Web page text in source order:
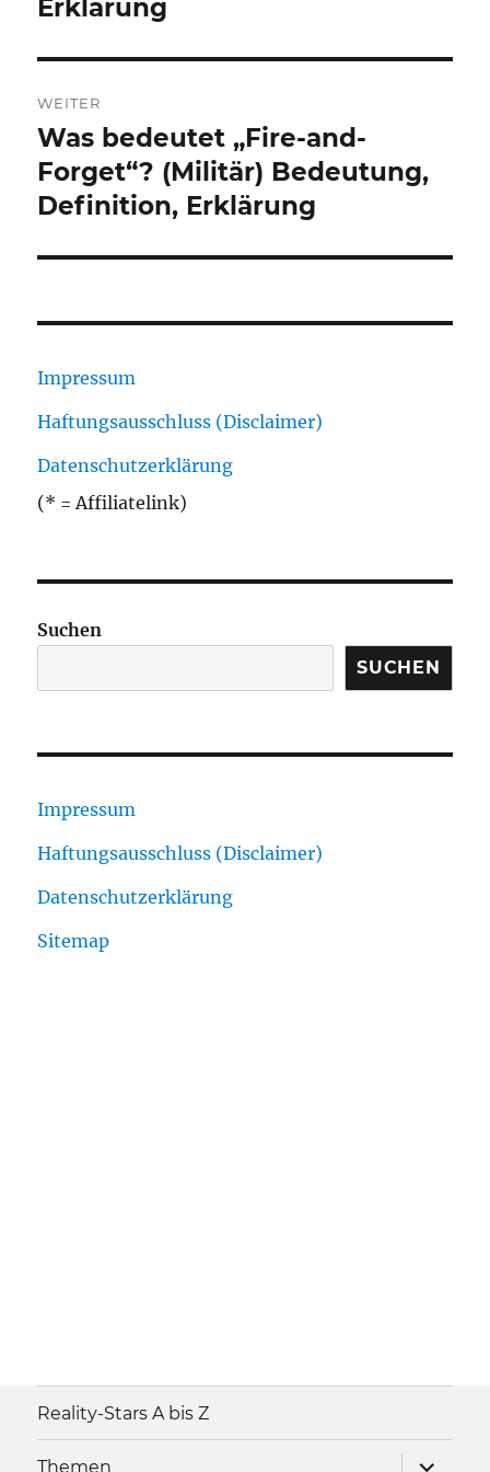
Erklärung
WEITER
Nächster
Beitrag:
Was bedeutet „Fire-and-
Forget“? (Militär) Bedeutung,
Definition, Erklärung
Impressum
Haftungsausschluss (Disclaimer)
Datenschutzerklärung
(* = Affiliatelink)
Suchen
SUCHEN
Impressum
Haftungsausschluss (Disclaimer)
Datenschutzerklärung
Sitemap
Reality-Stars A bis Z
Themen